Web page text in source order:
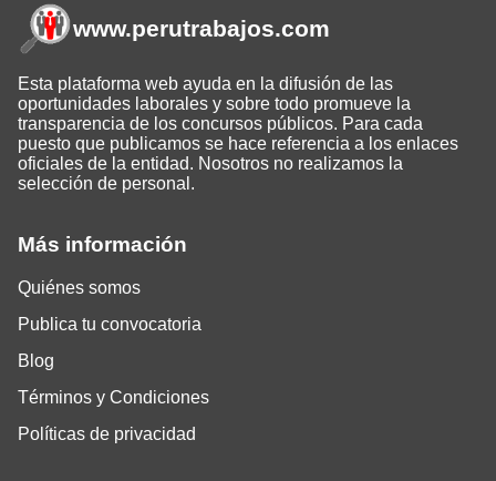
Más información
Quiénes somos
Publica tu convocatoria
Blog
Términos y Condiciones
Políticas de privacidad
www.perutrabajos.com
Esta plataforma web ayuda en la difusión de las
oportunidades laborales y sobre todo promueve la
transparencia de los concursos públicos. Para cada
puesto que publicamos se hace referencia a los enlaces
oficiales de la entidad. Nosotros no realizamos la
selección de personal.